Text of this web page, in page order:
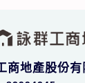
商地產股份有